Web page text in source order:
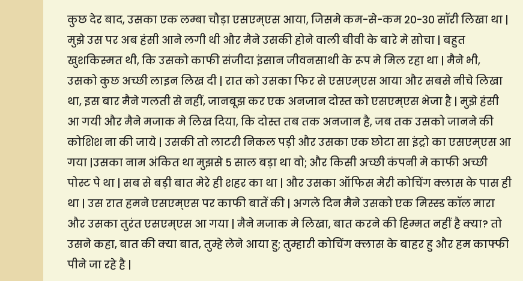
कुछ देर बाद, उसका एक लम्बा चौड़ा एसएम्एस आया, जिसमे कम-से-कम २०-३० सॉरी लिखा था |
मुझे उस पर अब हंसी आने लगी थी और मैने उसकी होने वाली बीवी के बारे मे सोचा | बहुत
खुशकिस्मत थी, कि उसको काफी संजीदा इंसान जीवनसाथी के रूप मे मिल रहा था | मैने भी,
उसको कुछ अच्छी लाइन लिख दी | रात को उसका फिर से एसएम्एस आया और सबसे नीचे लिखा
था, इस बार मैने गलती से नहीं, जानबूझ कर एक अनजान दोस्त को एसएम्एस भेजा है | मुझे हंसी
आ गयी और मैने मजाक मे लिख दिया, कि दोस्त तब तक अनजान है, जब तक उसको जानने की
कोशिश ना की जाये | उसकी तो लाटरी निकल पड़ी और उसका एक छोटा सा इंट्रो का एसएम्एस आ
गया |उसका नाम अंकित था मुझसे 5 साल बड़ा था वो; और किसी अच्छी कंपनी मे काफी अच्छी
पोस्ट पे था | सब से बड़ी बात मेरे ही शहर का था | और उसका ऑफिस मेरी कोचिंग क्लास के पास ही
था | उस रात हमने एसएम्एस पर काफी बातें की | अगले दिन मैने उसको एक मिस्स्ड कॉल मारा
और उसका तुरंत एसएम्एस आ गया | मैने मजाक मे लिखा, बात करने की हिम्मत नहीं है क्या? तो
उसने कहा, बात की क्या बात, तुम्हे लेने आया हु; तुम्हारी कोचिंग क्लास के बाहर हु और हम काफ्फी
पीने जा रहे है |